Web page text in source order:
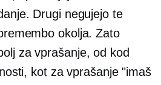
Drugi negujejo te
okolja. Zato
za vprašanje, od kod
kot za vprašanje "imaš